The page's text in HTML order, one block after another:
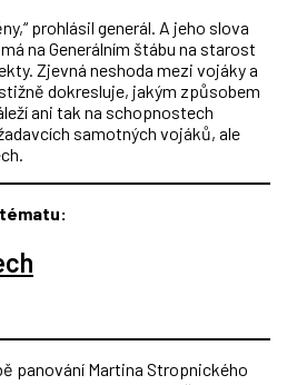
prohlásil generál. A jeho slova
na Generálním štábu na starost
Zjevná neshoda mezi vojáky a
dokresluje, jakým způsobem
ani tak na schopnostech
samotných vojáků, ale
panování Martina Stropnického